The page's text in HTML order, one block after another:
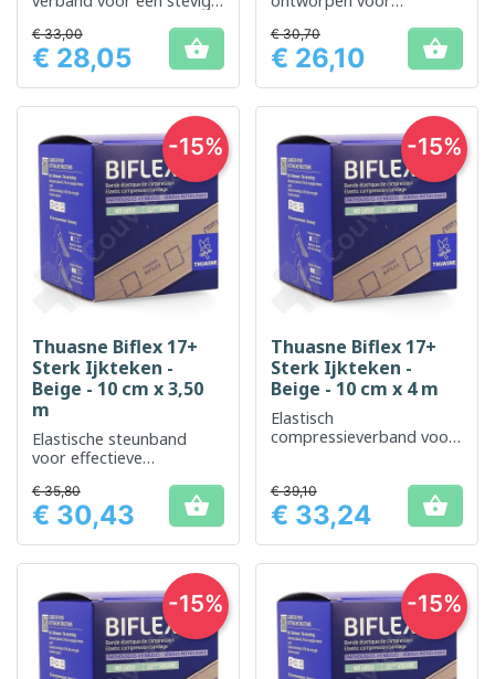
Prijs
€ 33,00
€ 28,05 
vermindering van oedeem
Prijs
€ 30,70
€ 26,10 
Thuasne Biflex 17+
Sterk Ijkteken -
Beige - 10 cm x 3,50
m
Elastische steunband
voor effectieve
Prijs
€ 35,80
€ 30,43 
-15%
Thuasne Biflex 17+
Sterk Ijkteken -
Beige - 10 cm x 4 m
Elastisch
compressieverband voor
Prijs
€ 39,10
€ 33,24 
-15%
-15% -15%